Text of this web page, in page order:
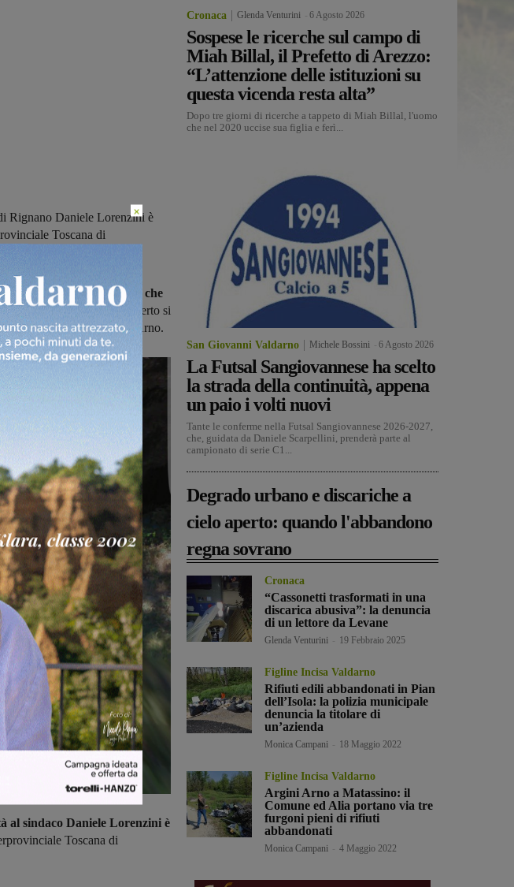
Rignano Daniele Lorenzini è
Toscana di
coperte e piumoni che
La discarica a cielo aperto si
la ferrovia a Rignano sull'Arno.
al sindaco Daniele Lorenzini è
Toscana di
Cronaca Glenda Venturini 6 Agosto 2026
Sospese le ricerche sul campo di
Miah Billal, il Prefetto di Arezzo:
“L’attenzione delle istituzioni su
questa vicenda resta alta”
Dopo tre giorni di ricerche a tappeto di Miah Billal, l'uomo
che nel 2020 uccise sua figlia e ferì...
San Giovanni Valdarno Michele Bossini 6 Agosto 2026
La Futsal Sangiovannese ha scelto
la strada della continuità, appena
un paio i volti nuovi
Tante le conferme nella Futsal Sangiovannese 2026-2027,
che, guidata da Daniele Scarpellini, prenderà parte al
campionato di serie C1...
Degrado urbano e discariche a
cielo aperto: quando l'abbandono
regna sovrano
Cronaca
“Cassonetti trasformati in una
discarica abusiva”: la denuncia
di un lettore da Levane
Glenda Venturini 19 Febbraio 2025
Figline Incisa Valdarno
Rifiuti edili abbandonati in Pian
dell’Isola: la polizia municipale
denuncia la titolare di
un’azienda
Monica Campani 18 Maggio 2022
Figline Incisa Valdarno
Argini Arno a Matassino: il
Comune ed Alia portano via tre
furgoni pieni di rifiuti
abbandonati
Monica Campani 4 Maggio 2022
×